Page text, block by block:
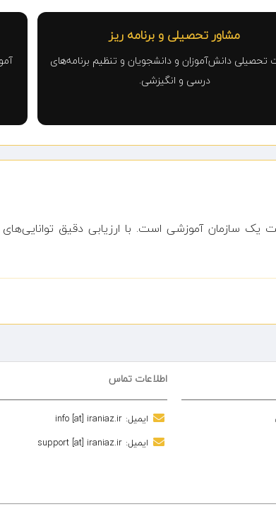
مشاور تحصیلی و برنامه ریز
تحصیلی دانش‌آموزان و دانشجویان و تنظیم برنامه‌های
درسی و انگیزشی.
سازمان آموزشی است. با ارزیابی دقیق
اطلاعات تماس
ایمیل: info [at] iraniaz.ir
ایمیل: support [at] iraniaz.ir